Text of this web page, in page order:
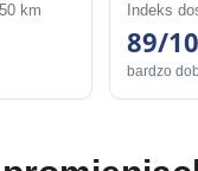
km Indeks
89/
bardzo